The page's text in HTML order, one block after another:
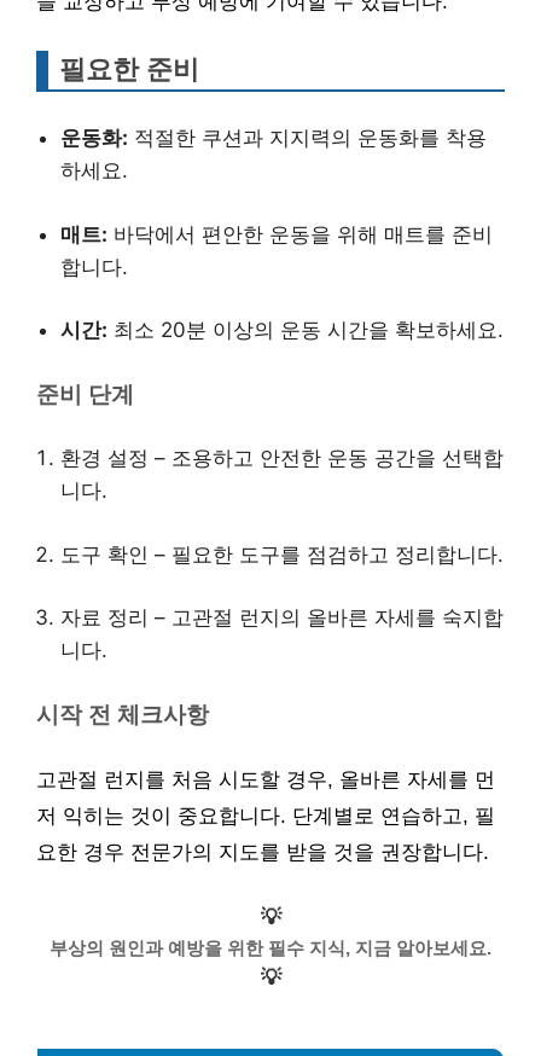
필요한 준비
운동화: 적절한 쿠션과 지지력의 운동화를 착용
하세요.
매트: 바닥에서 편안한 운동을 위해 매트를 준비
합니다.
시간: 최소 20분 이상의 운동 시간을 확보하세요.
준비 단계
환경 설정 – 조용하고 안전한 운동 공간을 선택합
니다.
도구 확인 – 필요한 도구를 점검하고 정리합니다.
자료 정리 – 고관절 런지의 올바른 자세를 숙지합
니다.
시작 전 체크사항
고관절 런지를 처음 시도할 경우, 올바른 자세를 먼
저 익히는 것이 중요합니다. 단계별로 연습하고, 필
요한 경우 전문가의 지도를 받을 것을 권장합니다.
💡
부상의 원인과 예방을 위한 필수 지식, 지금 알아보세요.
💡